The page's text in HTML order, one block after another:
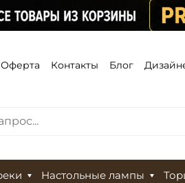
Оферта Контакты Блог
Настольные лампы